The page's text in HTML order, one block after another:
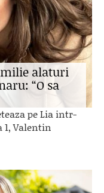
alaturi
“O sa
pe Lia intr-
Valentin